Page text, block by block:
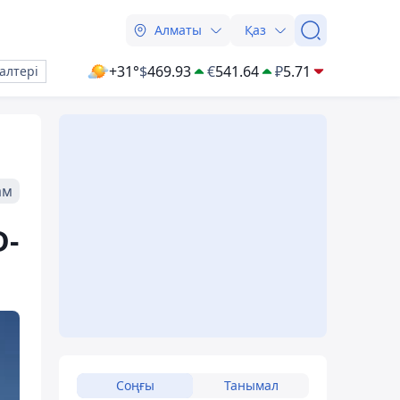
Алматы Қаз
+31°$469.93 €541.64 ₽5.71
Соңғы Танымал